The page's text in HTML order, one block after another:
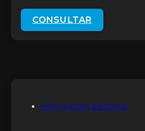
CONSULTAR
Información adicional